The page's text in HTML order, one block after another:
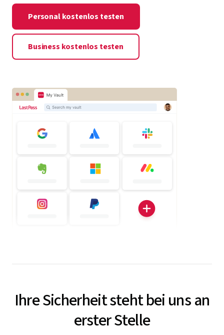
Personal kostenlos testen
Business kostenlos testen
Ihre Sicherheit steht bei uns an
erster Stelle